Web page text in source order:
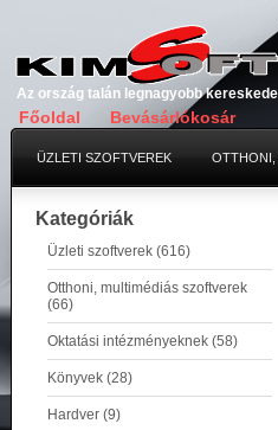
Főoldal Bevásárlókosár
Az ország talán legnagyobb
ÜZLETI SZOFTVEREK OTTHONI,
Kategóriák
Üzleti szoftverek (616)
Otthoni, multimédiás szoftverek
(66)
Oktatási intézményeknek (58)
Könyvek (28)
Hardver (9)